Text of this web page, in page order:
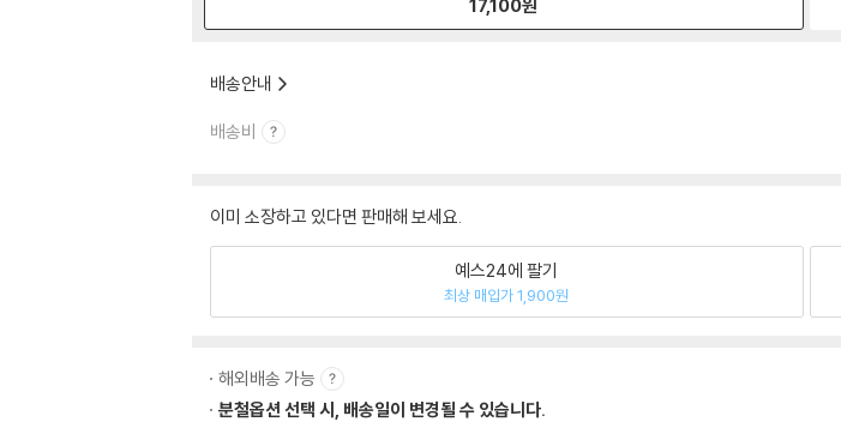
17,100원
배송안내
배송비
이미 소장하고 있다면 판매해 보세요.
예스24에 팔기
최상 매입가 1,900원
해외배송 가능
분철옵션 선택 시, 배송일이 변경될 수 있습니다.